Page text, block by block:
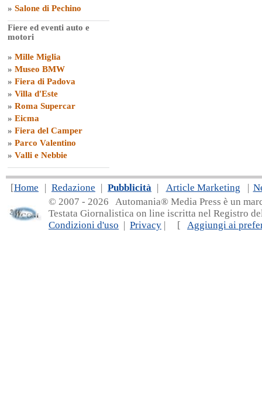
» Salone di Pechino
Fiere ed eventi auto e
motori
» Mille Miglia
» Museo BMW
» Fiera di Padova
» Villa d'Este
» Roma Supercar
» Eicma
» Fiera del Camper
» Parco Valentino
» Valli e Nebbie
[Home | Redazione | Pubblicità | Article Marketing |
© 2007 - 2026 Automania® Media Press è un
Testata Giornalistica on line iscritta nel Registro
Condizioni d'uso | Privacy | [ Aggiungi ai